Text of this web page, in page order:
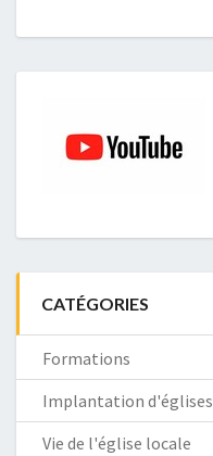
CATÉGORIES
Formations
Implantation d'églises
Vie de l'église locale